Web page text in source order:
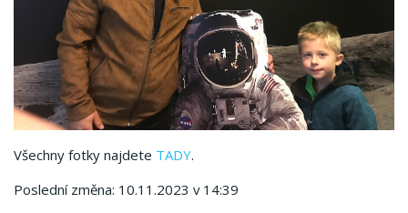
Všechny fotky najdete TADY.
Poslední změna: 10.11.2023 v 14:39